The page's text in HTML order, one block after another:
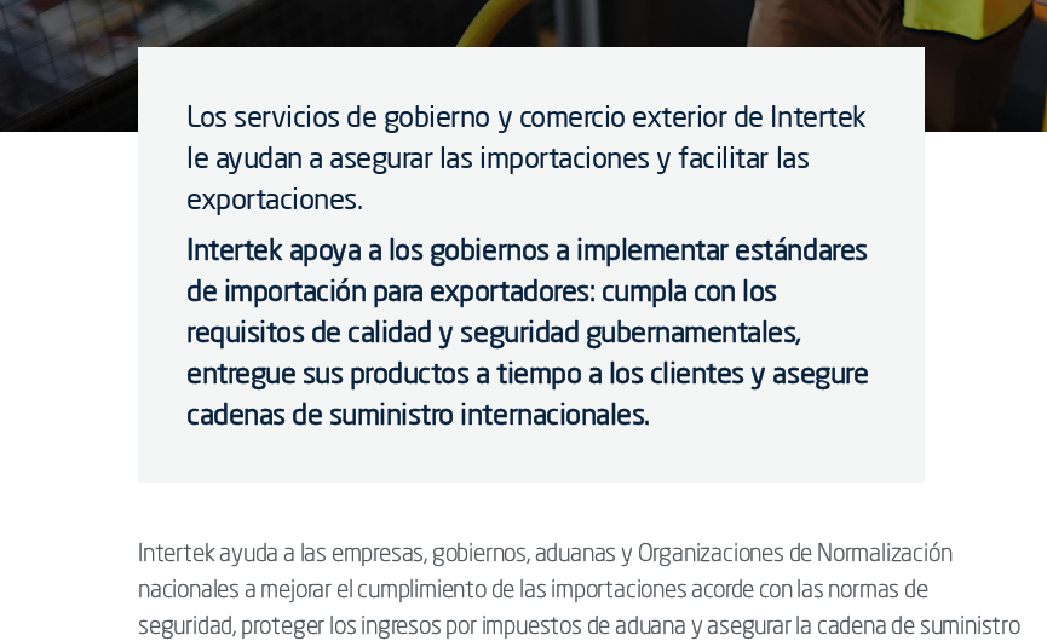
Los servicios de gobierno y comercio exterior de Intertek
le ayudan a asegurar las importaciones y facilitar las
exportaciones.
Intertek apoya a los gobiernos a implementar estándares
de importación para exportadores: cumpla con los
requisitos de calidad y seguridad gubernamentales,
entregue sus productos a tiempo a los clientes y asegure
cadenas de suministro internacionales.
Intertek ayuda a las empresas, gobiernos, aduanas y Organizaciones de Normalización
nacionales a mejorar el cumplimiento de las importaciones acorde con las normas de
seguridad, proteger los ingresos por impuestos de aduana y asegurar la cadena de suministro